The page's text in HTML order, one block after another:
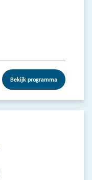
Bekijk programma